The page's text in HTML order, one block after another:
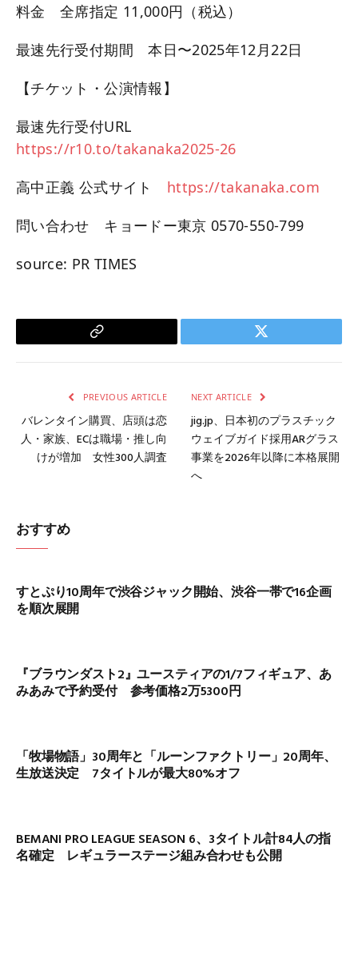
料金 全席指定 11,000円（税込）
最速先行受付期間 本日〜2025年12月22日
【チケット・公演情報】
最速先行受付URL
https://r10.to/takanaka2025-26
高中正義 公式サイト https://takanaka.com
問い合わせ キョードー東京 0570-550-799
source: PR TIMES
Copy
Twitter
PREVIOUS ARTICLE
バレンタイン購買、店頭は恋
人・家族、ECは職場・推し向
けが増加 女性300人調査
NEXT ARTICLE
jig.jp、日本初のプラスチック
ウェイブガイド採用ARグラス
事業を2026年以降に本格展開
へ
おすすめ
すとぷり10周年で渋谷ジャック開始、渋谷一帯で16企画
を順次展開
『ブラウンダスト2』ユースティアの1/7フィギュア、あ
みあみで予約受付 参考価格2万5300円
「牧場物語」30周年と「ルーンファクトリー」20周年、
生放送決定 7タイトルが最大80%オフ
BEMANI PRO LEAGUE SEASON 6、3タイトル計84人の指
名確定 レギュラーステージ組み合わせも公開